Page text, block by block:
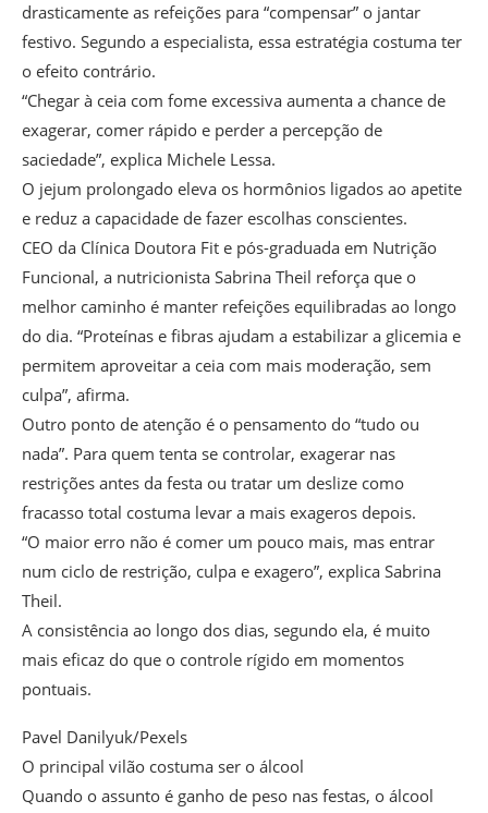
drasticamente as refeições para “compensar” o jantar
festivo. Segundo a especialista, essa estratégia costuma ter
o efeito contrário.
“Chegar à ceia com fome excessiva aumenta a chance de
exagerar, comer rápido e perder a percepção de
saciedade”, explica Michele Lessa.
O jejum prolongado eleva os hormônios ligados ao apetite
e reduz a capacidade de fazer escolhas conscientes.
CEO da Clínica Doutora Fit e pós-graduada em Nutrição
Funcional, a nutricionista Sabrina Theil reforça que o
melhor caminho é manter refeições equilibradas ao longo
do dia. “Proteínas e fibras ajudam a estabilizar a glicemia e
permitem aproveitar a ceia com mais moderação, sem
culpa”, afirma.
Outro ponto de atenção é o pensamento do “tudo ou
nada”. Para quem tenta se controlar, exagerar nas
restrições antes da festa ou tratar um deslize como
fracasso total costuma levar a mais exageros depois.
“O maior erro não é comer um pouco mais, mas entrar
num ciclo de restrição, culpa e exagero”, explica Sabrina
Theil.
A consistência ao longo dos dias, segundo ela, é muito
mais eficaz do que o controle rígido em momentos
pontuais.
Pavel Danilyuk/Pexels
O principal vilão costuma ser o álcool
Quando o assunto é ganho de peso nas festas, o álcool